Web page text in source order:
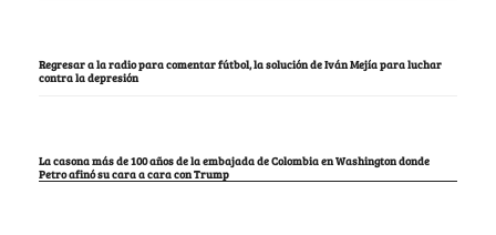
Regresar a la radio para comentar fútbol, la solución de Iván Mejía para luchar
contra la depresión
La casona más de 100 años de la embajada de Colombia en Washington donde
Petro afinó su cara a cara con Trump